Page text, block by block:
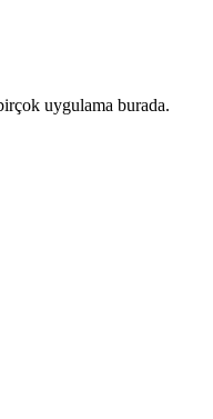
uygulama burada.